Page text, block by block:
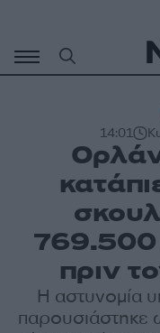
περιεχόμενο
14:01
769.500
πριν
Η αστυνομία
παρουσιάστηκε